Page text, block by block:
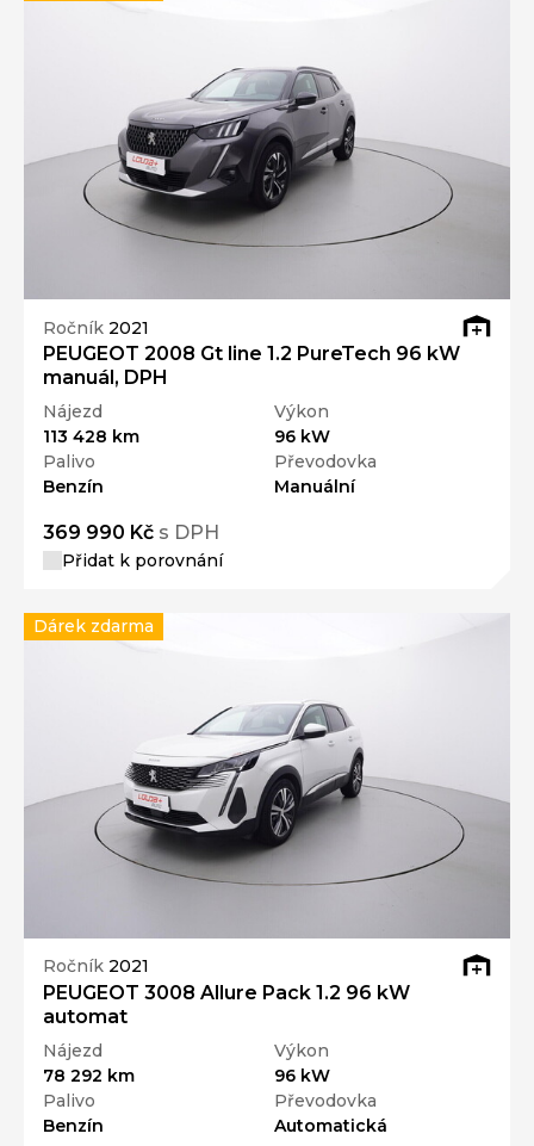
Ročník 2021
PEUGEOT 2008 Gt line 1.2 PureTech 96 kW
manuál, DPH
Nájezd
113 428 km
Výkon
96 kW
Palivo
Benzín
Převodovka
Manuální
369 990 Kč s DPH
Přidat k porovnání
Ročník 2021
PEUGEOT 3008 Allure Pack 1.2 96 kW
automat
Nájezd
78 292 km
Výkon
96 kW
Palivo
Benzín
Převodovka
Automatická
Dárek zdarma